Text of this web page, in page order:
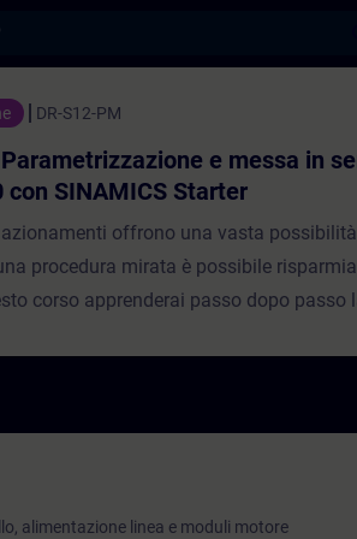
e messa in
DR-S12-PM
e messa in
con SINAMICS Starter
offrono una vasta
procedura mirata è possibile
corso apprenderai passo dopo passo
una corretta impostazione dei
affidabile dell'intero impianto.Al
alimentazione linea e moduli motore